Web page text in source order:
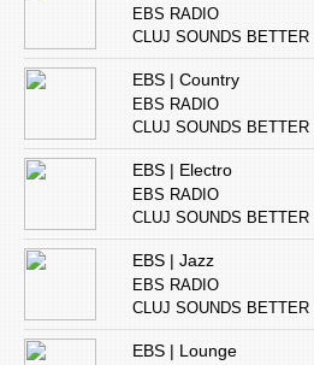
EBS RADIO
CLUJ SOUNDS BETTER
EBS | Country
EBS RADIO
CLUJ SOUNDS BETTER
EBS | Electro
EBS RADIO
CLUJ SOUNDS BETTER
EBS | Jazz
EBS RADIO
CLUJ SOUNDS BETTER
EBS | Lounge